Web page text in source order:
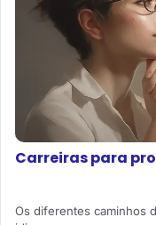
Carreiras para
Os diferentes caminhos